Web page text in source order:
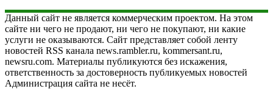
Данный сайт не является коммерческим проектом. На этом
сайте ни чего не продают, ни чего не покупают, ни какие
услуги не оказываются. Сайт представляет собой ленту
новостей RSS канала news.rambler.ru, kommersant.ru,
newsru.com. Материалы публикуются без искажения,
ответственность за достоверность публикуемых новостей
Администрация сайта не несёт.